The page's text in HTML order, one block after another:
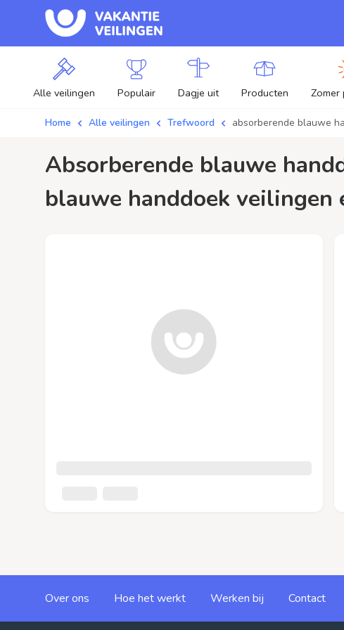
Alle veilingen Populair Dagje uit Producten Zomer
Home Alle veilingen Trefwoord absorberende blauwe
absorberende blauwe handdoek / aanbiedingen - Plaats je bod op absorberende
blauwe handdoek
Over ons Hoe het werkt Werken bij Contact